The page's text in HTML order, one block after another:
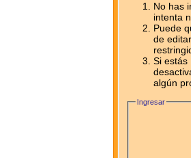
No has
intenta
Puede
de
Si estás
algún
Ingresar